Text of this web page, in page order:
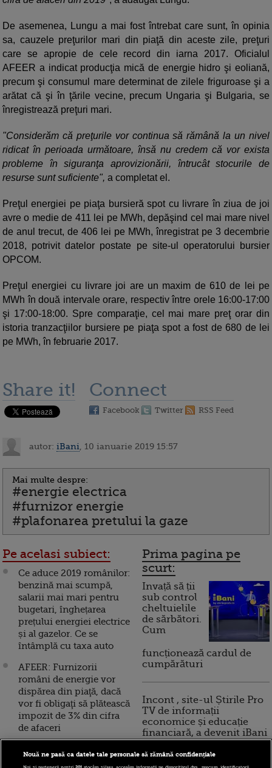
De asemenea, Lungu a mai fost întrebat care sunt, în opinia
sa, cauzele preţurilor mari din piaţă din aceste zile, preţuri
care se apropie de cele record din iarna 2017. Oficialul
AFEER a indicat producţia mică de energie hidro şi eoliană,
precum şi consumul mare determinat de zilele friguroase şi a
arătat că şi în ţările vecine, precum Ungaria şi Bulgaria, se
înregistrează preţuri mari.
"Considerăm că preţurile vor continua să rămână la un nivel
ridicat în perioada următoare, însă nu credem că vor exista
probleme în siguranţa aprovizionării, întrucât stocurile de
resurse sunt suficiente", a completat el.
Preţul energiei pe piaţa bursieră spot cu livrare în ziua de joi
avre o medie de 411 lei pe MWh, depăşind cel mai mare nivel
de anul trecut, de 406 lei pe MWh, înregistrat pe 3 decembrie
2018, potrivit datelor postate pe site-ul operatorului bursier
OPCOM.
Preţul energiei cu livrare joi are un maxim de 610 de lei pe
MWh în două intervale orare, respectiv între orele 16:00-17:00
şi 17:00-18:00. Spre comparaţie, cel mai mare preţ orar din
istoria tranzacţiilor bursiere pe piaţa spot a fost de 680 de lei
pe MWh, în februarie 2017.
Share it! Connect
Facebook Twitter RSS Feed
autor: iBani , 10 ianuarie 2019 15:57
Mai multe despre:
#energie electrica
#furnizor energie
#plafonarea pretului la gaze
Pe acelasi subiect:
Ce aduce 2019 românilor:
benzină mai scumpă,
salarii mai mari pentru
bugetari, înghețarea
prețului energiei electrice
și al gazelor. Ce se
întâmplă cu taxa auto
AFEER: Furnizorii
români de energie vor
dispărea din piaţă, dacă
vor fi obligaţi să plătească
impozit de 3% din cifra
de afaceri
Distribuitorii de energie:
Prima pagina pe
scurt:
Invață să ții
sub control
cheltuielile
de sărbători.
Cum
funcționează cardul de
cumpărături
Incont , site-ul Știrile Pro
TV de informații
economice și educație
financiară, a devenit iBani
Nouă ne pasă ca datele tale personale să rămână confidențiale